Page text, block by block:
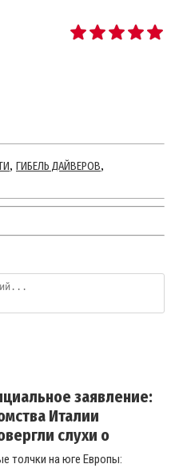
, ГИБЕЛЬ ДАЙВЕРОВ,
заявление:
Италии
слухи о
толчки на юге Европы: